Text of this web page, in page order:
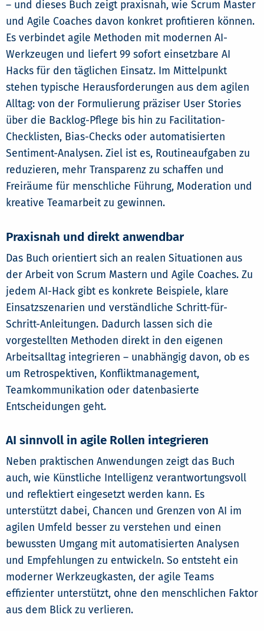
– und dieses Buch zeigt praxisnah, wie Scrum Master
und Agile Coaches davon konkret profitieren können.
Es verbindet agile Methoden mit modernen AI-
Werkzeugen und liefert 99 sofort einsetzbare AI
Hacks für den täglichen Einsatz. Im Mittelpunkt
stehen typische Herausforderungen aus dem agilen
Alltag: von der Formulierung präziser User Stories
über die Backlog-Pflege bis hin zu Facilitation-
Checklisten, Bias-Checks oder automatisierten
Sentiment-Analysen. Ziel ist es, Routineaufgaben zu
reduzieren, mehr Transparenz zu schaffen und
Freiräume für menschliche Führung, Moderation und
kreative Teamarbeit zu gewinnen.
Praxisnah und direkt anwendbar
Das Buch orientiert sich an realen Situationen aus
der Arbeit von Scrum Mastern und Agile Coaches. Zu
jedem AI-Hack gibt es konkrete Beispiele, klare
Einsatzszenarien und verständliche Schritt-für-
Schritt-Anleitungen. Dadurch lassen sich die
vorgestellten Methoden direkt in den eigenen
Arbeitsalltag integrieren – unabhängig davon, ob es
um Retrospektiven, Konfliktmanagement,
Teamkommunikation oder datenbasierte
Entscheidungen geht.
AI sinnvoll in agile Rollen integrieren
Neben praktischen Anwendungen zeigt das Buch
auch, wie Künstliche Intelligenz verantwortungsvoll
und reflektiert eingesetzt werden kann. Es
unterstützt dabei, Chancen und Grenzen von AI im
agilen Umfeld besser zu verstehen und einen
bewussten Umgang mit automatisierten Analysen
und Empfehlungen zu entwickeln. So entsteht ein
moderner Werkzeugkasten, der agile Teams
effizienter unterstützt, ohne den menschlichen Faktor
aus dem Blick zu verlieren.